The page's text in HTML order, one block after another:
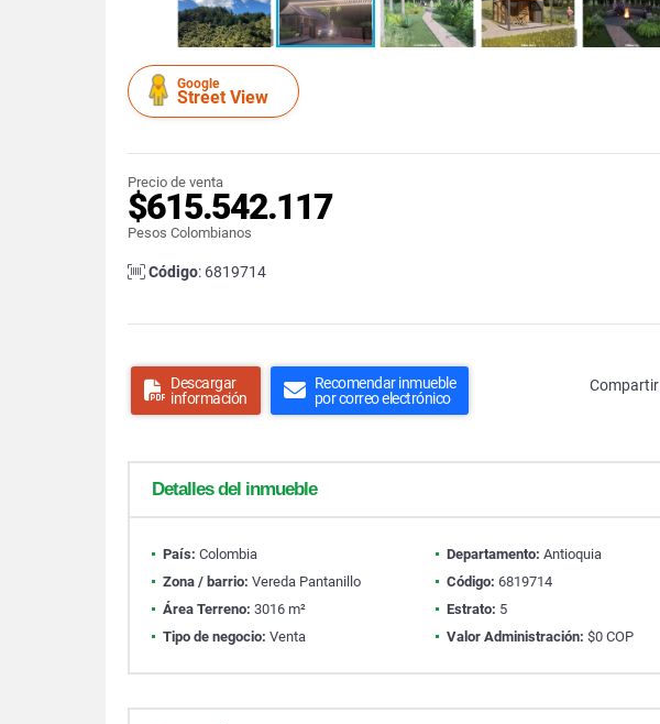
Google
Street View
Precio de venta
$615.542.117
Pesos Colombianos
Código: 6819714
Descargar
información
Recomendar inmueble
por correo electrónico
Compartir
Detalles del inmueble
País: Colombia Departamento: Antioquia
Zona / barrio: Vereda Pantanillo Código: 6819714
Área Terreno: 3016 m² Estrato: 5
Tipo de negocio: Venta Valor Administración: $0 COP